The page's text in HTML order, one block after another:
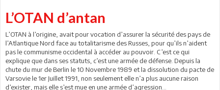
L’OTAN d’antan
L’OTAN à l’origine, avait pour vocation d’assurer la sécurité des pays de
l’Atlantique Nord face au totalitarisme des Russes, pour qu’ils n’aident
pas le communisme occidental à accéder au pouvoir. C’est ce qui
explique que dans ses statuts, c’est une armée de défense. Depuis la
chute du mur de Berlin le 10 Novembre 1989 et la dissolution du pacte de
Varsovie le 1er Juillet 1991, non seulement elle n’a plus aucune raison
d’exister, mais elle s’est mue en une armée d’agression...